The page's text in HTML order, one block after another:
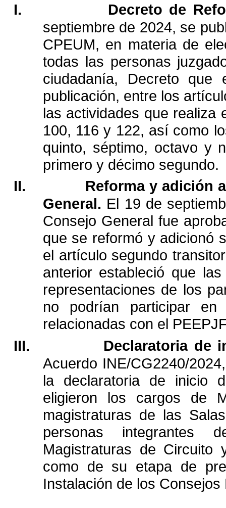
I. Decreto de
septiembre de 2024, se
CPEUM, en materia de
todas las personas
ciudadanía,
Decreto que
publicación, entre los
las actividades que realiza
100, 116 y 122, así como
quinto, séptimo, octavo y
primero y décimo segundo.
II.
Reforma y adición
General. El 19 de
Consejo General fue
que se reformó y adicionó
el artículo segundo
anterior estableció que las
representaciones de los
no
podrían participar
en
relacionadas con el
III.
Declaratoria de
Acuerdo INE/CG2240/2024,
la
declaratoria de inicio
eligieron
los cargos de
magistraturas de las Salas
personas
integrantes
Magistraturas de Circuito
como de su etapa de
Instalación de los Consejos